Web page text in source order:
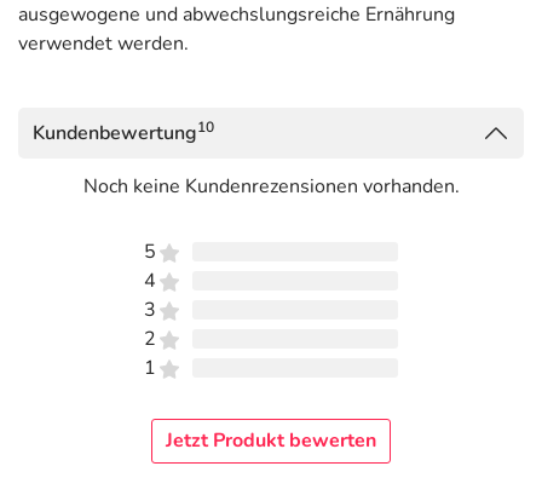
ausgewogene und abwechslungsreiche Ernährung
verwendet werden.
Kundenbewertung10
Noch keine Kundenrezensionen vorhanden.
5
4
3
2
1
Jetzt Produkt bewerten